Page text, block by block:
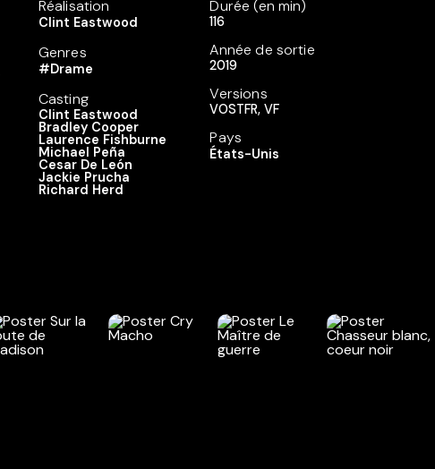
Réalisation
Clint Eastwood
Genres
#Drame
Casting
Clint Eastwood
Bradley Cooper
Laurence Fishburne
Michael Peña
Cesar De León
Jackie Prucha
Richard Herd
Durée (en min)
116
Année de sortie
2019
Versions
VOSTFR, VF
Pays
États-Unis